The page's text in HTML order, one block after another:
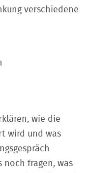
verschiedene
wie die
wird und was
noch fragen, was